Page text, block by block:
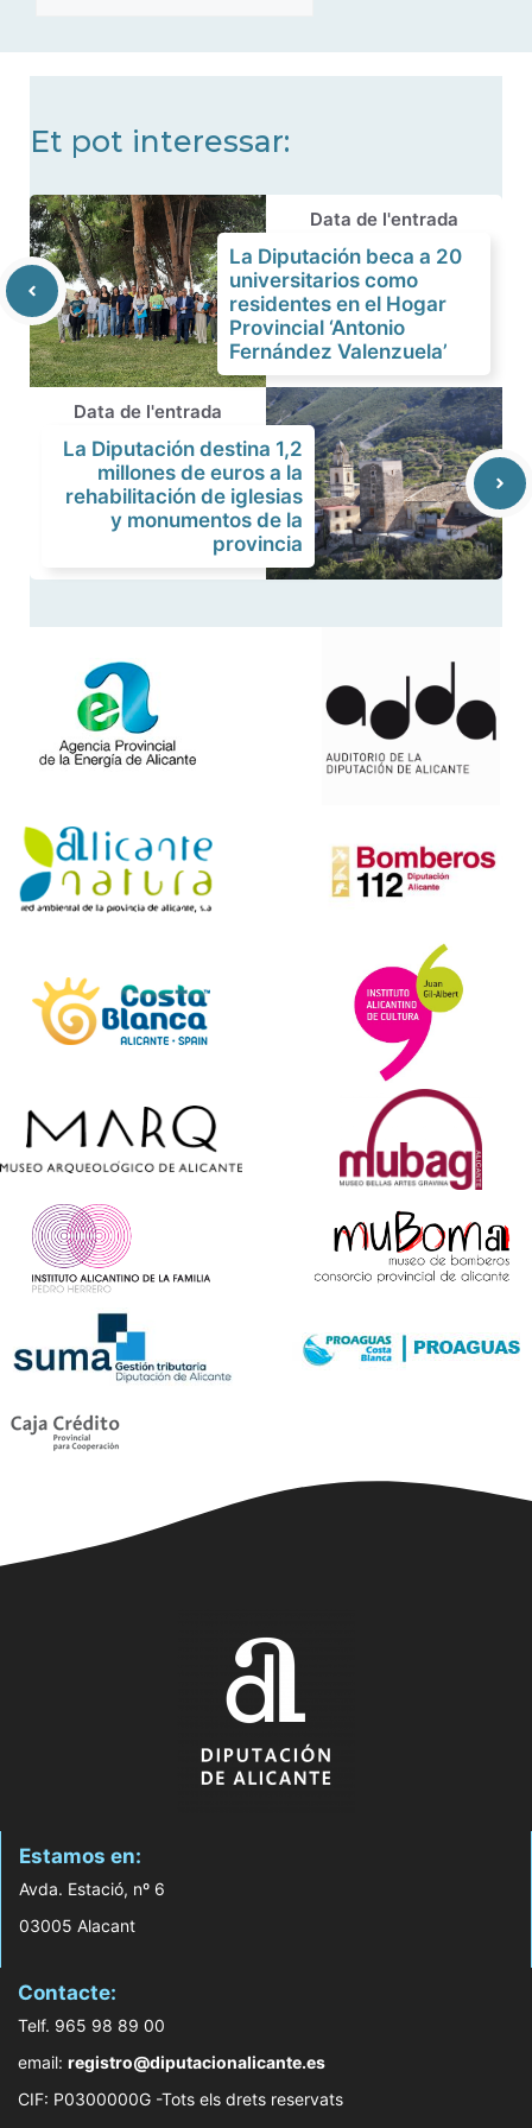
Et pot interessar:
Data de l'entrada
La Diputación beca a 20
universitarios como
residentes en el Hogar
Provincial ‘Antonio
Fernández Valenzuela’
Data de l'entrada
La Diputación destina 1,2
millones de euros a la
rehabilitación de iglesias
y monumentos de la
provincia
Estamos en:
Avda. Estació, nº 6
03005 Alacant
Contacte:
Telf. 965 98 89 00
email: registro@diputacionalicante.es
CIF: P0300000G -Tots els drets reservats